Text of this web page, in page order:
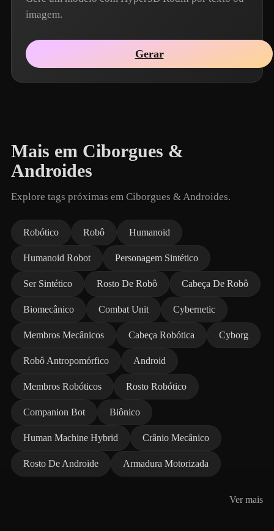
imagem.
Gerar
Mais em Ciborgues &
Androides
Explore tags próximas em Ciborgues & Androides.
Robótico Robô Humanoid
Humanoid Robot Personagem Sintético
Ser Sintético Rosto De Robô Cabeça De Robô
Biomecânico Combat Unit Cybernetic
Membros Mecânicos Cabeça Robótica Cyborg
Robô Antropomórfico Android
Membros Robóticos Rosto Robótico
Companion Bot Biônico
Human Machine Hybrid Crânio Mecânico
Rosto De Androide Armadura Motorizada
Ver mais